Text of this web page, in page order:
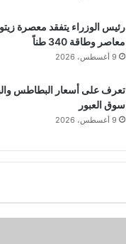
معاصر وطاقة 340 طناً
9 أغسطس، 2026
تعرف على أسعار البطاطس
سوق العبور
9 أغسطس، 2026